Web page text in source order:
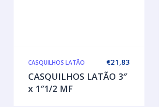
€21,83
CASQUILHOS LATÃO
CASQUILHOS LATÃO 3″
x 1″1/2 MF